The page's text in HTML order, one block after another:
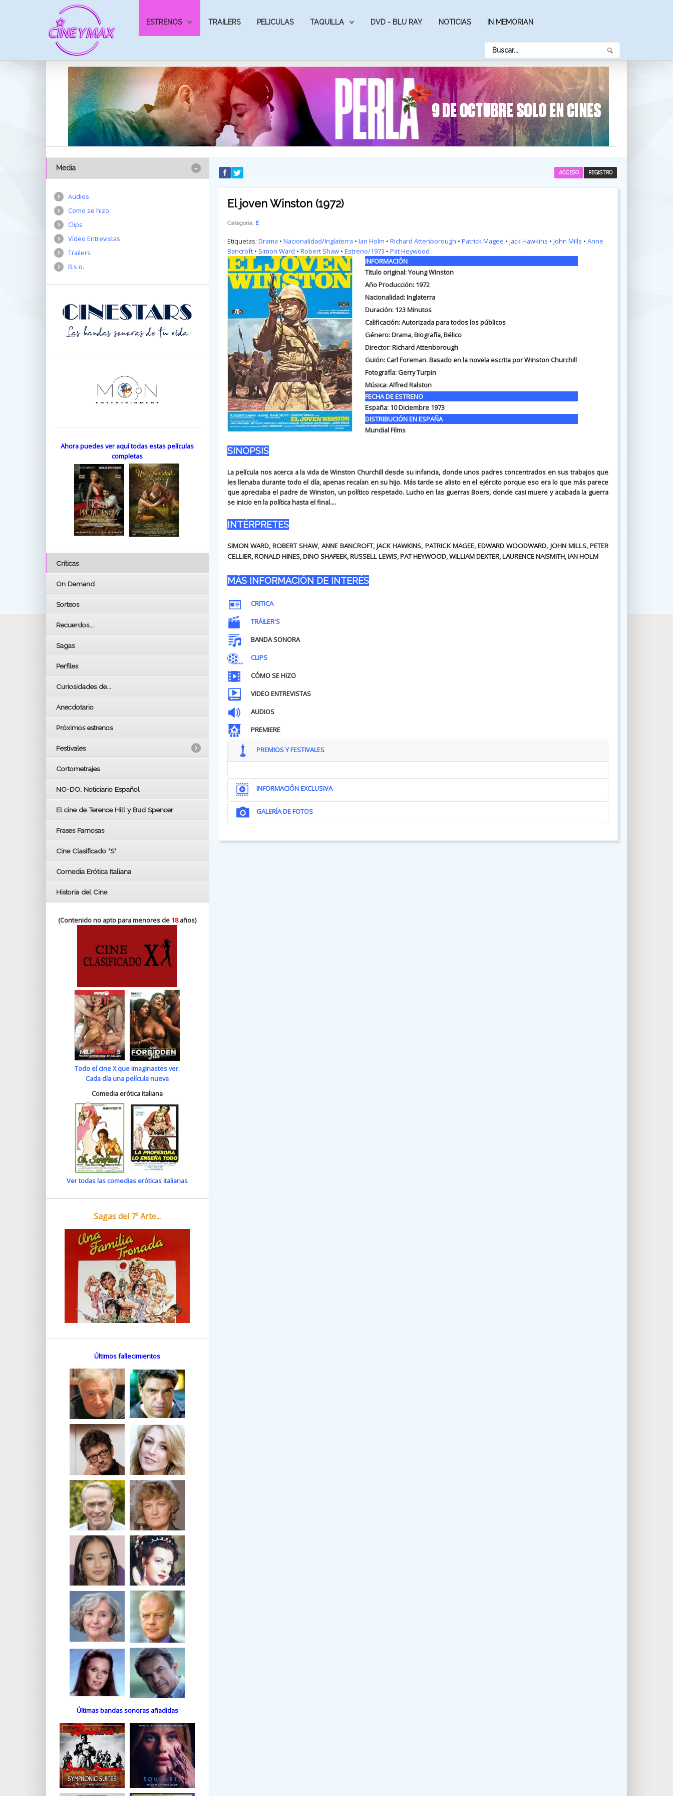
ESTRENOS TRAILERS PELICULAS TAQUILLA DVD - BLU RAY NOTICIAS IN MEMORIAN
REGISTRO
ACCESO
El joven Winston (1972)
Categoría: E
Etiquetas: Drama • Nacionalidad/Inglaterra • Ian Holm • Richard Attenborough • Patrick Magee • Jack Hawkins • John Mills • Anne
Bancroft• Simon Ward • Robert Shaw• Estreno/1973 • Pat Heywood
INFORMACIÓN
Titulo original: Young Winston
Año Producción: 1972
Nacionalidad: Inglaterra
Duración: 123Minutos
Calificación: Autorizada para todos los públicos
Género: Drama, Biografía, Bélico
Director: Richard Attenborough
Guión: Carl Foreman. Basado en la novela escrita por Winston Churchill
Fotografía: Gerry Turpin
Música: Alfred Ralston
FECHA DE ESTRENO
España: 10 Diciembre 1973
DISTRIBUCIÓN EN ESPAÑA
Mundial Films
SINOPSIS
La película nos acerca a la vida de Winston Churchill desde su infancia, donde unos padres concentrados en sus trabajos que
les llenaba durante todo el día, apenas recaían en su hijo. Más tarde se alisto en el ejército porque eso era lo que más parece
que apreciaba el padre de Winston, un político respetado. Lucho en las guerras Boers, donde casi muere y acabada la guerra
se inicio en la política hasta el final....
INTÉRPRETES
SIMON WARD, ROBERT SHAW, ANNE BANCROFT, JACK HAWKINS, PATRICK MAGEE, EDWARD WOODWARD, JOHN MILLS, PETER
CELLIER, RONALD HINES, DINO SHAFEEK, RUSSELL LEWIS, PAT HEYWOOD, WILLIAM DEXTER, LAURENCE NAISMITH, IAN HOLM
MÁS INFORMACIÓN DE INTERÉS
CRITICA
TRÁILER'S
BANDA SONORA
CLIPS
CÓMO SE HIZO
VIDEO ENTREVISTAS
AUDIOS
PREMIERE
PREMIOS Y FESTIVALES
INFORMACIÓN EXCLUSIVA
GALERÍA DE FOTOS
Media
Audios
Como se hizo
Clips
Vídeo Entrevistas
Trailers
B.s.o.
Ahora puedes ver aquí todas estas películas
completas
Críticas
On Demand
Sorteos
Recuerdos...
Sagas
Perfiles
Curiosidades de...
Anecdotario
Próximos estrenos
Festivales
LOS OSCARS
BAFTA
Cortometrajes
NO-DO. Noticiario Español
El cine de Terence Hill y Bud Spencer
Frases Famosas
Cine Clasificado "S"
Comedia Erótica Italiana
Historia del Cine
(Contenido no apto para menores de 18años)
Todo el cine X que imaginastes ver.
Cada día una película nueva
Comedia erótica italiana
Ver todas las comedias eróticas italianas
Sagas del 7º Arte...
Últimos fallecimientos
Últimas bandas sonoras añadidas